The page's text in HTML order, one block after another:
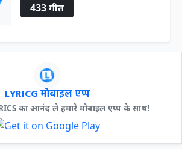
433 गीत
LYRICG मोबाइल एप्प
का आनंद ले हमारे मोबाइल एप्प के साथ!